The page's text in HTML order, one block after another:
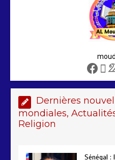
Dernières
mondiales,
Religion
2
Sénégal
2
Sénégal
une